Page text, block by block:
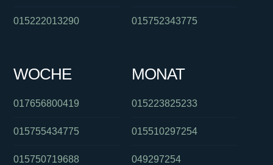
015222013290 015752343775
WOCHE
017656800419
015755434775
015750719688
MONAT
015223825233
015510297254
049297254